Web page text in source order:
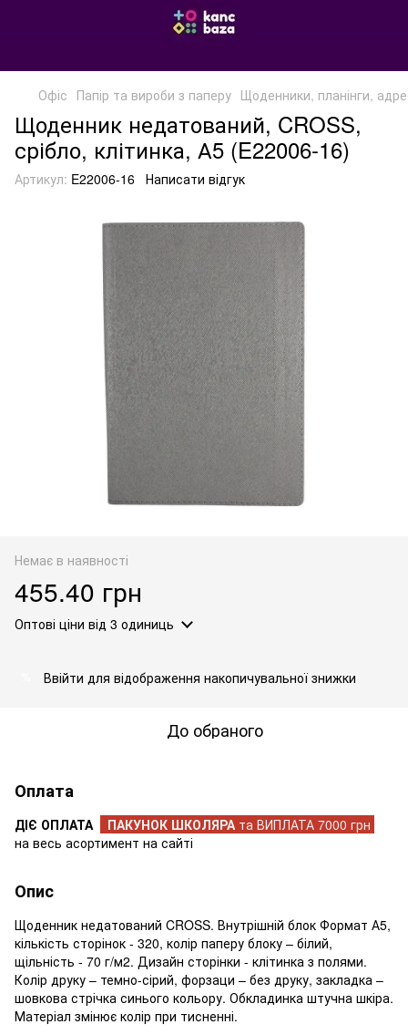
Офіс Папір та вироби з паперу Щоденники, планінги,
Щоденник недатований, CROSS,
срібло, клітинка, А5 (E22006-16)
Артикул: E22006-16 Написати відгук
Немає в наявності
455.40 грн
Оптові ціни від 3 одиниць
Ввійти для відображення накопичувальної знижки
До обраного
Оплата
ДІЄ ОПЛАТА ПАКУНОК ШКОЛЯРА та ВИПЛАТА 7000 грн
на весь асортимент на сайті
Опис
Щоденник недатований CROSS. Внутрішній блок Формат А5,
кількість сторінок - 320, колір паперу блоку – білий,
щільність - 70 г/м2. Дизайн сторінки - клітинка з полями.
Колір друку – темно-сірий, форзаци – без друку, закладка –
шовкова стрічка синього кольору. Обкладинка штучна шкіра.
Матеріал змінює колір при тисненні.